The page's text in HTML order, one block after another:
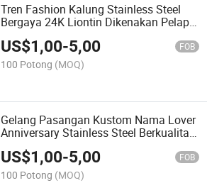
Tren Fashion Kalung Stainless Steel
Bergaya 24K Liontin Dikenakan Pelapis
Emas Terukir Laser
US$1,00-5,00 FOB
100 Potong (MOQ)
Gelang Pasangan Kustom Nama Lover
Anniversary Stainless Steel Berkualitas
Tinggi
US$1,00-5,00 FOB
100 Potong (MOQ)